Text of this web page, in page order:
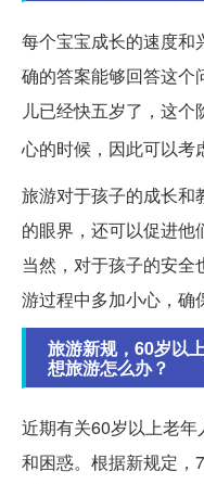
每个宝宝成长的速度和
确的答案能够回答这个
儿已经快五岁了，这
心的时候，因此可以考
旅游对于孩子的成长和
的眼界，还可以促进他
当然，对于孩子的安全
游过程中多加小心，确
旅游新规，60岁以
想旅游怎么办？
近期有关60岁以上老
和困惑。根据新规定，